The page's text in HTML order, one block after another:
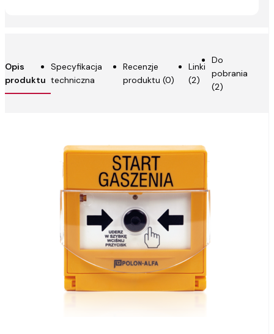
Opis
produktu
Linki
(2)
Do
pobrania
(2)
Specyfikacja
techniczna
Recenzje
produktu (0)